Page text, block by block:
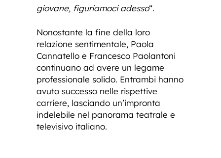
giovane, figuriamoci adesso“.
Nonostante la fine della loro
relazione sentimentale, Paola
Cannatello e Francesco Paolantoni
continuano ad avere un legame
professionale solido. Entrambi hanno
avuto successo nelle rispettive
carriere, lasciando un’impronta
indelebile nel panorama teatrale e
televisivo italiano.